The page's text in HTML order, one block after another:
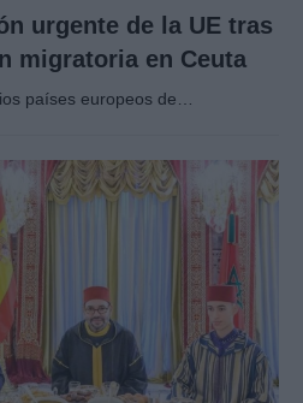
urgente de la UE tras
migratoria en Ceuta
países europeos de…